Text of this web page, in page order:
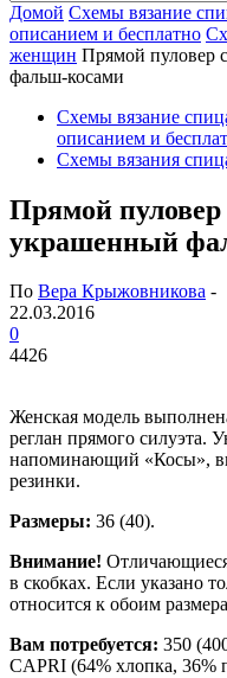
Домой Схемы вязание
описанием и бесплатно
женщин Прямой пуловер
фальш-косами
Схемы вязание
описанием и
Схемы вязания
Прямой пуловер
украшенный
По Вера Крыжовникова -
22.03.2016
0
4426
Женская модель
реглан прямого силуэта.
напоминающий «Косы»,
резинки.
Размеры: 36 (40).
Внимание!
в скобках. Если указано
относится к обоим
Вам потребуется: 350
CAPRI (64% хлопка, 36%